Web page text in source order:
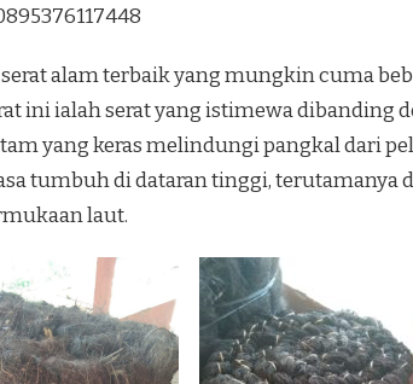
alam terbaik yang mungkin cuma
ini ialah serat yang istimewa dibanding
yang keras melindungi pangkal dari
tumbuh di dataran tinggi, terutamanya
laut.